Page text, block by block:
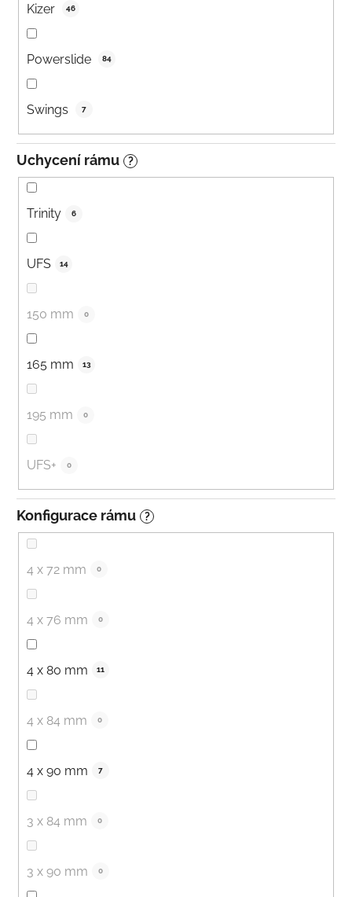
Kizer 46
Powerslide 84
Swings 7
Uchycení rámu ?
Trinity 6
UFS 14
150 mm 0
165 mm 13
195 mm 0
UFS+ 0
Konfigurace rámu ?
4 x 72 mm 0
4 x 76 mm 0
4 x 80 mm 11
4 x 84 mm 0
4 x 90 mm 7
3 x 84 mm 0
3 x 90 mm 0